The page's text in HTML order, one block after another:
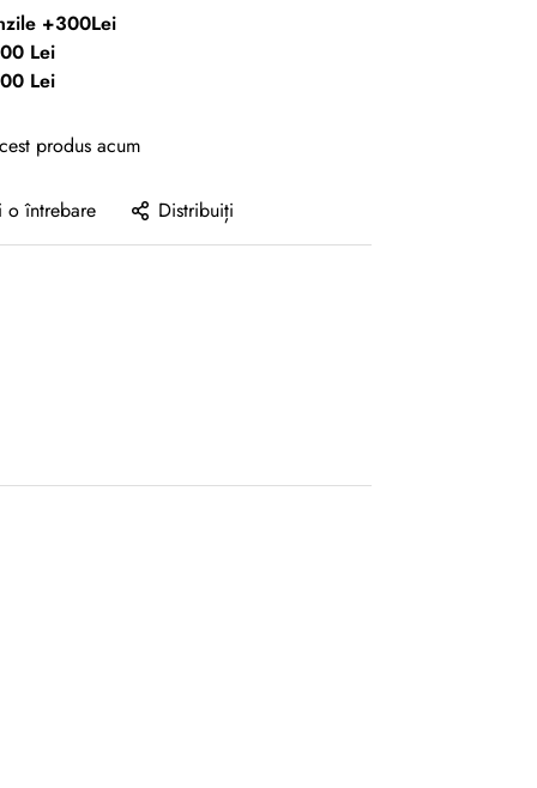
+300Lei
Lei
Lei
produs acum
o întrebare Distribuiți